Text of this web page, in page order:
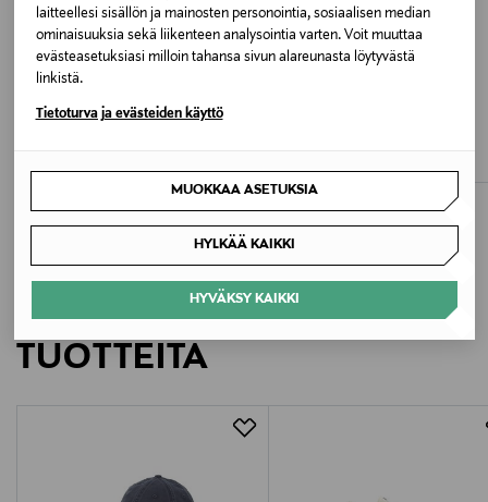
laitteellesi sisällön ja mainosten personointia, sosiaalisen median
ominaisuuksia sekä liikenteen analysointia varten. Voit muuttaa
evästeasetuksiasi milloin tahansa sivun alareunasta löytyvästä
linkistä.
Tietoturva ja evästeiden käyttö
MUOKKAA ASETUKSIA
HYLKÄÄ KAIKKI
HYVÄKSY KAIKKI
Valmistaja
New Balance Europe BV
Valmistajan osoite
customercare@newbalance.eu
vapaa-ajan kengät
MAC JEANS
LISÄÄ KIINNOSTAVIA
TUOTTEITA